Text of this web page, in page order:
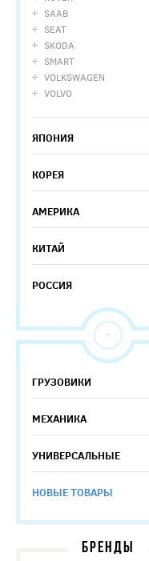
SAAB
SEAT
SKODA
SMART
VOLKSWAGEN
VOLVO
ЯПОНИЯ
КОРЕЯ
АМЕРИКА
КИТАЙ
РОССИЯ
ГРУЗОВИКИ
МЕХАНИКА
УНИВЕРСАЛЬНЫЕ
НОВЫЕ ТОВАРЫ
БРЕНДЫ